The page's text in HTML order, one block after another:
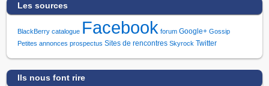
Les sources
BlackBerry catalogue Facebook forum Google+ Gossip
Petites annonces prospectus Sites de rencontres Skyrock Twitter
Ils nous font rire